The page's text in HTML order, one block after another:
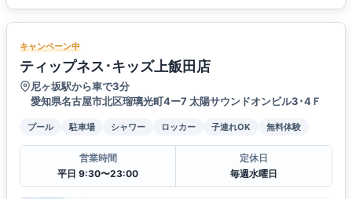
キャンペーン中
ティップネス･キッズ上飯田店
尼ヶ坂駅から車で3分
愛知県名古屋市北区瑠璃光町4ー7 太陽サウンドオンビル3･4Ｆ
プール 駐車場 シャワー ロッカー 子連れOK 無料体験
営業時間
平日 9:30〜23:00
定休日
毎週水曜日